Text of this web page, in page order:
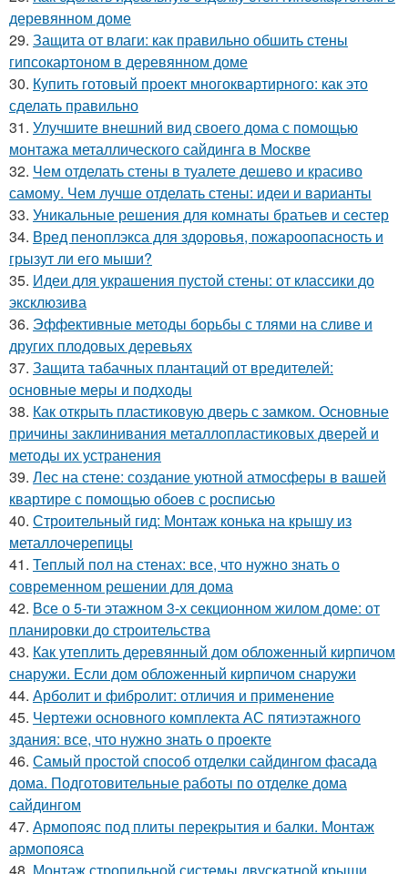
деревянном доме
29. Защита от влаги: как правильно обшить стены
гипсокартоном в деревянном доме
30. Купить готовый проект многоквартирного: как это
сделать правильно
31. Улучшите внешний вид своего дома с помощью
монтажа металлического сайдинга в Москве
32. Чем отделать стены в туалете дешево и красиво
самому. Чем лучше отделать стены: идеи и варианты
33. Уникальные решения для комнаты братьев и сестер
34. Вред пеноплэкса для здоровья, пожароопасность и
грызут ли его мыши?
35. Идеи для украшения пустой стены: от классики до
эксклюзива
36. Эффективные методы борьбы с тлями на сливе и
других плодовых деревьях
37. Защита табачных плантаций от вредителей:
основные меры и подходы
38. Как открыть пластиковую дверь с замком. Основные
причины заклинивания металлопластиковых дверей и
методы их устранения
39. Лес на стене: создание уютной атмосферы в вашей
квартире с помощью обоев с росписью
40. Строительный гид: Монтаж конька на крышу из
металлочерепицы
41. Теплый пол на стенах: все, что нужно знать о
современном решении для дома
42. Все о 5-ти этажном 3-х секционном жилом доме: от
планировки до строительства
43. Как утеплить деревянный дом обложенный кирпичом
снаружи. Если дом обложенный кирпичом снаружи
44. Арболит и фибролит: отличия и применение
45. Чертежи основного комплекта АС пятиэтажного
здания: все, что нужно знать о проекте
46. Самый простой способ отделки сайдингом фасада
дома. Подготовительные работы по отделке дома
сайдингом
47. Армопояс под плиты перекрытия и балки. Монтаж
армопояса